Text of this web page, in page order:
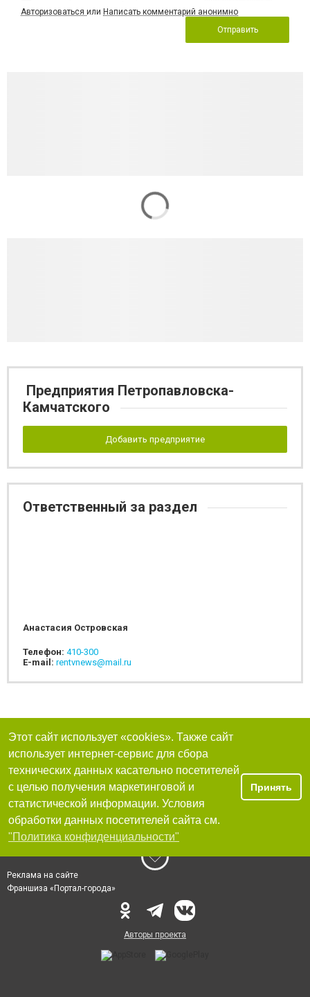
Авторизоваться или Написать комментарий анонимно
Отправить
Предприятия Петропавловска-
Камчатского
Добавить предприятие
Ответственный за раздел
Анастасия Островская
Телефон: 410-300
E-mail: rentvnews@mail.ru
Этот сайт использует «cookies». Также сайт
использует интернет-сервис для сбора
технических данных касательно посетителей
с целью получения маркетинговой и
статистической информации. Условия
обработки данных посетителей сайта см.
"Политика конфиденциальности"
Принять
Реклама на сайте
Франшиза «Портал-города»
Авторы проекта